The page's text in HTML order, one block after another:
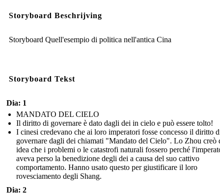
Storyboard Beschrijving
Storyboard Quell'esempio di politica nell'antica Cina
Storyboard Tekst
Dia: 1
MANDATO DEL CIELO
Il diritto di governare è dato dagli dei in cielo e può essere tolto!
I cinesi credevano che ai loro imperatori fosse concesso il diritto
governare dagli dei chiamati "Mandato del Cielo". Lo Zhou creò
idea che i problemi o le catastrofi naturali fossero perché
aveva perso la benedizione degli dei a causa del suo cattivo
comportamento. Hanno usato questo per giustificare il loro
rovesciamento degli Shang.
Dia: 2